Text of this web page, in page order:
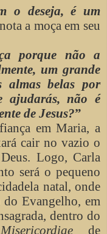
o deseja, é um
a moça em seu
porque não a
um grande
almas belas por
ajudarás, não é
de Jesus?”
em Maria, a
cair no vazio o
Logo, Carla
será o pequeno
natal, onde
do Evangelho, em
dentro do
de